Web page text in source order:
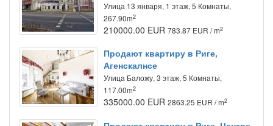
Улица 13 января, 1 этаж, 5 Комнаты,
267.90m2
210000.00 EUR 783.87 EUR / m2
Продают квартиру в Риге,
Агенскалнсе
Улица Баложу, 3 этаж, 5 Комнаты,
117.00m2
335000.00 EUR 2863.25 EUR / m2